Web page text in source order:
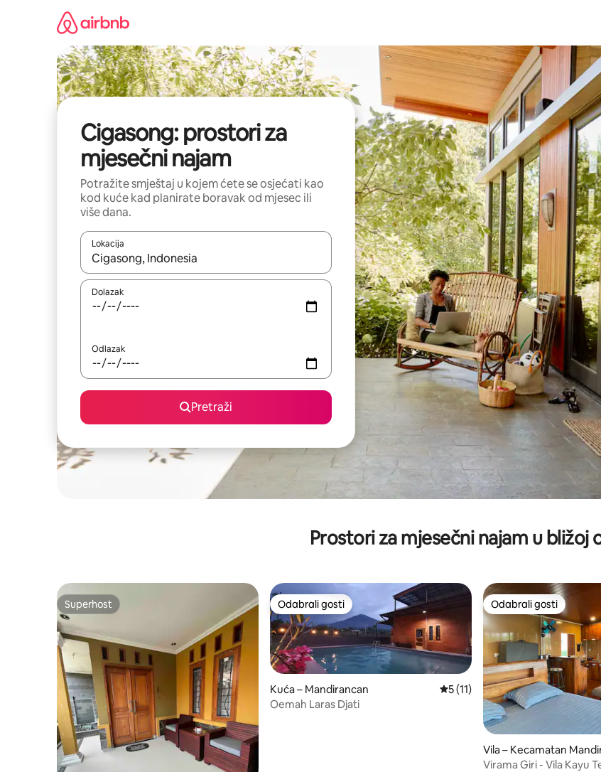
Cigasong: prostori za
mjesečni najam
Potražite smještaj u kojem ćete se osjećati kao
kod kuće kad planirate boravak od mjesec ili
više dana.
Lokacija
Kada budu dostupni rezultati, moći ćete ih pregledati koristeći se strelicama prema gore i prema dolje, kao i
Dolazak
Odlazak
Pretraži
Prostori za mjesečni najam u bližoj
Superhost
Superhost Odabrali gosti
Odabrali gosti
Kuća – Mandirancan Prosječna ocjena: 5/5, recenzija:
5 (11)
Oemah Laras Djati
Odabrali gosti
Odabrali gosti
Vila – Kecamatan
n
Virama Giri - Vila Kayu